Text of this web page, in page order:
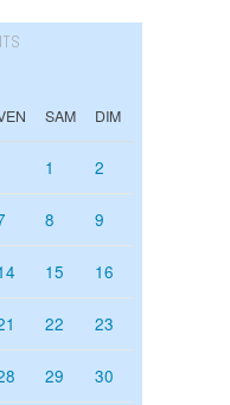
SAM DIM
1 2
8 9
15 16
22 23
29 30